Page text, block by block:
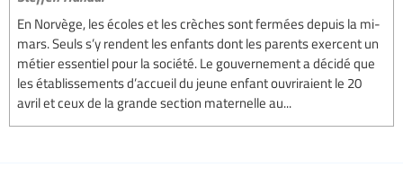
En Norvège, les écoles et les crèches sont fermées depuis la mi-
mars. Seuls s’y rendent les enfants dont les parents exercent un
métier essentiel pour la société. Le gouvernement a décidé que
les établissements d’accueil du jeune enfant ouvriraient le 20
avril et ceux de la grande section maternelle au...